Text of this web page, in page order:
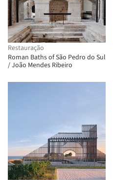
Restauração
Roman Baths of São Pedro do Sul
/ João Mendes Ribeiro